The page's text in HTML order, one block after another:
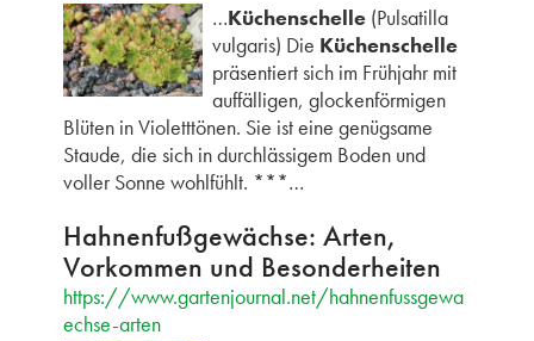
…Küchenschelle(Pulsatilla
vulgaris) Die Küchenschelle
präsentiert sich im Frühjahr mit
auffälligen, glockenförmigen
Blüten in Violetttönen. Sie ist eine genügsame
Staude, die sich in durchlässigem Boden und
voller Sonne wohlfühlt. ***…
Hahnenfußgewächse: Arten,
Vorkommen und Besonderheiten
https://www.gartenjournal.net/hahnenfussgewa
echse-arten